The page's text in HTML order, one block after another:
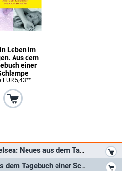
Leben im
Aus dem
einer
EUR 5,43**
Hallo Wodka, ich bin's, Chelsea: Neues aus dem Tagebuch einer Schlampe
Mein Leben im Liegen. Aus dem Tagebuch einer Schlampe